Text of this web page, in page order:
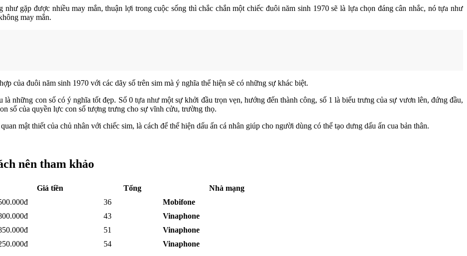
gặp được nhiều may mắn, thuận lợi trong cuộc sống thì chắc chắn một chiếc đuôi năm sinh 1970 sẽ là lựa chọn đáng cân nhắc, nó tựa như
may mắn.
của đuôi năm sinh 1970 với các dãy số trên sim mà ý nghĩa thể hiện sẽ có những sự khác biệt.
những con số có ý nghĩa tốt đẹp. Số 0 tựa như một sự khởi đầu trọn vẹn, hướng đến thành công, số 1 là biểu trưng của sự vươn lên, đứng đầu,
số của quyền lực con số tượng trưng cho sự vĩnh cửu, trường thọ.
mật thiết của chủ nhân với chiếc sim, là cách để thể hiện dấu ấn cá nhân giúp cho người dùng có thể tạo dưng dấu ấn cua bản thân.
nên tham khảo
Giá tiền Tổng
Nhà mạng
36
Mobifone
43
Vinaphone
51
Vinaphone
54 Vinaphone